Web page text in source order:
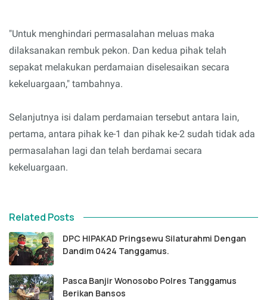
"Untuk menghindari permasalahan meluas maka
dilaksanakan rembuk pekon. Dan kedua pihak telah
sepakat melakukan perdamaian diselesaikan secara
kekeluargaan," tambahnya.
Selanjutnya isi dalam perdamaian tersebut antara lain,
pertama, antara pihak ke-1 dan pihak ke-2 sudah tidak ada
permasalahan lagi dan telah berdamai secara
kekeluargaan.
Related Posts
DPC HIPAKAD Pringsewu Silaturahmi Dengan
Dandim 0424 Tanggamus.
Pasca Banjir Wonosobo Polres Tanggamus
Berikan Bansos